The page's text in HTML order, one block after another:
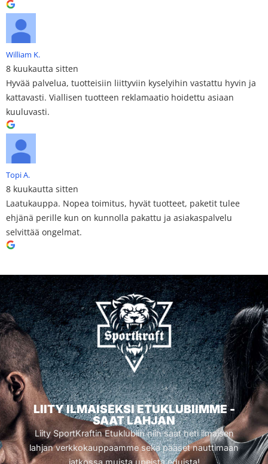
William K.
8 kuukautta sitten
Hyvää palvelua, tuotteisiin liittyviin kyselyihin vastattu hyvin ja
kattavasti. Viallisen tuotteen reklamaatio hoidettu asiaan
kuuluvasti.
Topi A.
8 kuukautta sitten
Laatukauppa. Nopea toimitus, hyvät tuotteet, paketit tulee
ehjänä perille kun on kunnolla pakattu ja asiakaspalvelu
selvittää ongelmat.
LIITY ILMAISEKSI ETUKLUBIIMME -
SAAT LAHJAN
Liity SportKraftin Etuklubiin niin saat heti ilmaisen
lahjan verkkokauppaamme sekä pääset nauttimaan
jatkossa muista upeista eduista!